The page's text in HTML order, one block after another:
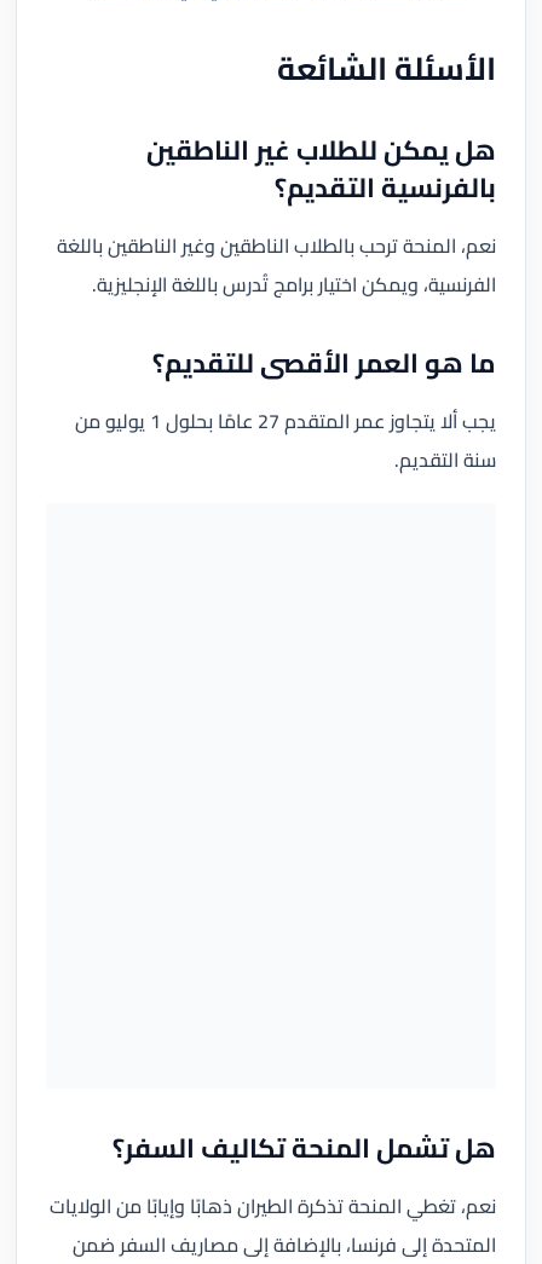
الأسئلة الشائعة
هل يمكن للطلاب غير الناطقين
بالفرنسية التقديم؟
نعم، المنحة ترحب بالطلاب الناطقين وغير الناطقين باللغة
الفرنسية، ويمكن اختيار برامج تُدرس باللغة الإنجليزية.
ما هو العمر الأقصى للتقديم؟
يجب ألا يتجاوز عمر المتقدم 27 عامًا بحلول 1 يوليو من
سنة التقديم.
هل تشمل المنحة تكاليف السفر؟
نعم، تغطي المنحة تذكرة الطيران ذهابًا وإيابًا من الولايات
المتحدة إلى فرنسا، بالإضافة إلى مصاريف السفر ضمن